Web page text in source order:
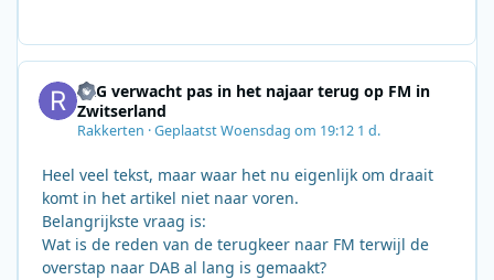
SRG verwacht pas in het najaar terug op FM in
Zwitserland
Rakkerten ·GeplaatstWoensdag om 19:12 1 d.
Heel veel tekst, maar waar het nu eigenlijk om draait
komt in het artikel niet naar voren.
Belangrijkste vraag is:
Wat is de reden van de terugkeer naar FM terwijl de
overstap naar DAB al lang is gemaakt?